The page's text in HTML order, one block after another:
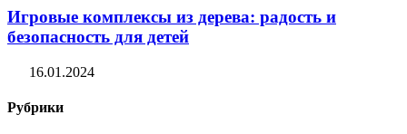
Игровые комплексы из дерева: радость и
безопасность для детей
16.01.2024
Рубрики